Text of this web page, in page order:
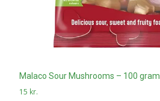
Malaco Sour Mushrooms – 100 gram
15 kr.